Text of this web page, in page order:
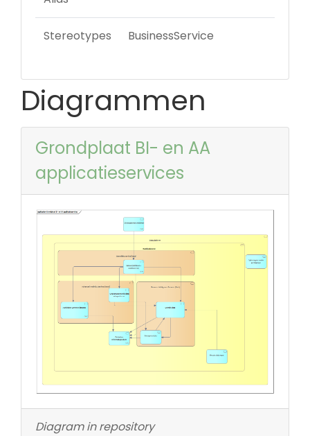
Stereotypes BusinessService
Diagrammen
Grondplaat BI- en AA
applicatieservices
Diagram in repository